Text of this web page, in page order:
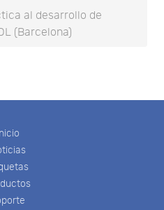
al desarrollo de
(Barcelona)